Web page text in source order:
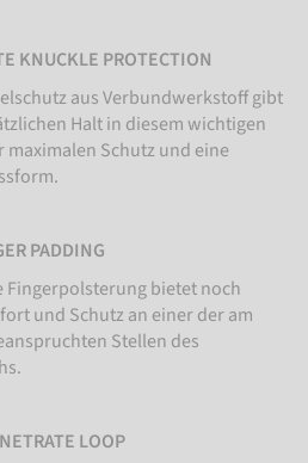
KNUCKLE PROTECTION
aus Verbundwerkstoff gibt
Halt in diesem wichtigen
maximalen Schutz und eine
PADDING
Fingerpolsterung bietet noch
und Schutz an einer der am
Stellen des
LOOP